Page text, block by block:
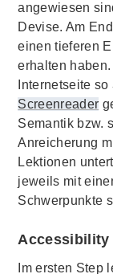
angewiesen
Devise. Am
einen tieferen
erhalten
Internetseite
Screenreader
Semantik bzw.
Anreicherung
Lektionen
jeweils mit
Schwerpunkte
Accessibility
Im ersten Step